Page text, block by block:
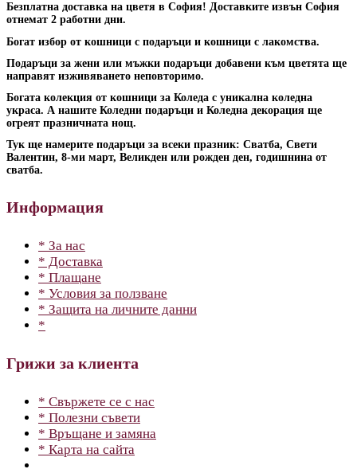
Безплатна доставка на цветя в София! Доставките извън София
отнемат 2 работни дни.
Богат избор от кошници с подаръци и кошници с лакомства.
Подаръци за жени или мъжки подаръци добавени към цветята ще
направят изживяването неповторимо.
Богата колекция от кошници за Коледа с уникална коледна
украса. А нашите Коледни подаръци и Коледна декорация ще
огреят празничната нощ.
Тук ще намерите подаръци за всеки празник: Сватба, Свети
Валентин, 8-ми март, Великден или рожден ден, годишнина от
сватба.
Информация
* За нас
* Доставка
* Плащане
* Условия за ползване
* Защита на личните данни
*
Грижи за клиента
* Свържете се с нас
* Полезни съвети
* Връщане и замяна
* Карта на сайта